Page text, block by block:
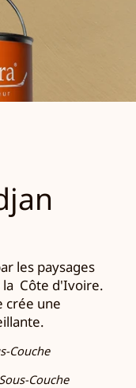
les paysages
Côte d'Ivoire.
crée une
Couche
Couche